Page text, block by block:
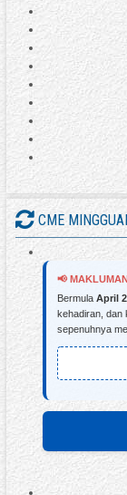
CME
📢
Bermula April
kehadiran, dan
sepenuhnya